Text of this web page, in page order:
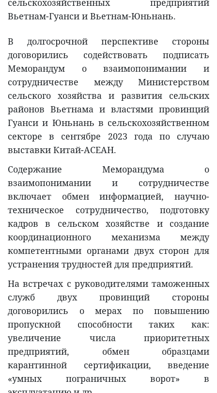
сельскохозяйственных предприятий
Вьетнам-Гуанси и Вьетнам-Юньнань.
В долгосрочной перспективе стороны
договорились содействовать подписать
Меморандум о взаимопонимании и
сотрудничестве между Министерством
сельского хозяйства и развития сельских
районов Вьетнама и властями провинций
Гуанси и Юньнань в сельскохозяйственном
секторе в сентябре 2023 года по случаю
выставки Китай-АСЕАН.
Содержание Меморандума о
взаимопонимании и сотрудничестве
включает обмен информацией, научно-
техническое сотрудничество, подготовку
кадров в сельском хозяйстве и создание
координационного механизма между
компетентными органами двух сторон для
устранения трудностей для предприятий.
На встречах с руководителями таможенных
служб двух провинций стороны
договорились о мерах по повышению
пропускной способности таких как:
увеличение числа приоритетных
предприятий, обмен образцами
карантинной сертификации, введение
«умных пограничных ворот» в